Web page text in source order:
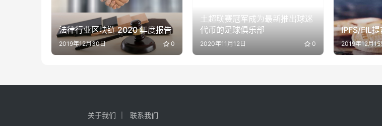
法律行业区块链 2020 年度报告
2019年12月30日 0
土超联赛冠军成为最新推出球迷
代币的足球俱乐部
2020年11月12日 0
IPFS/FIL
2019年12月15
关于我们 联系我们